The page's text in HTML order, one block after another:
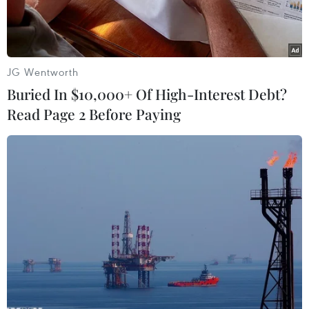
Toàn cảnh Bảo tàng Thiên văn học lớn nhất thế giới. (Nguồn:
Bảo tàng Thiên văn học Thượng Hải của Trung
Quốc đã chính thức khánh thành ngày 17/7 và sẽ
mở cửa đón khách tham quan từ ngày 18/7.
Với diện tích khoảng 58.600m2, đây là cung
JG Wentworth
Buried In $10,000+ Of High-Interest Debt?
Read Page 2 Before Paying